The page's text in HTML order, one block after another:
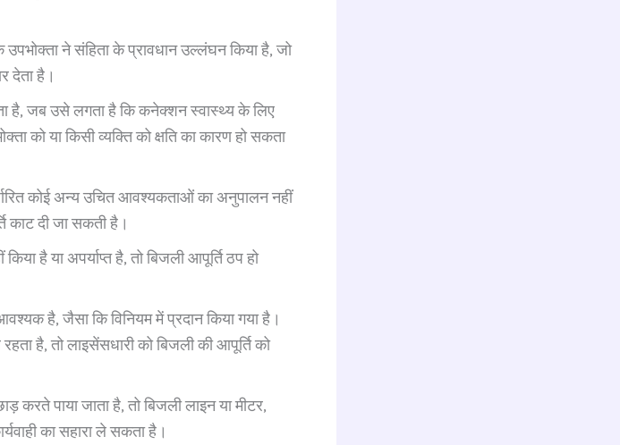
ने संहिता के प्रावधान उल्लंघन किया है, जो
देता है।
है, जब उसे लगता है कि कनेक्शन स्वास्थ्य के लिए
को या किसी व्यक्ति को क्षति का कारण हो सकता
कोई अन्य उचित आवश्यकताओं का अनुपालन नहीं
काट दी जा सकती है।
है या अपर्याप्त है, तो बिजली आपूर्ति ठप हो
है, जैसा कि विनियम में प्रदान किया गया है।
है, तो लाइसेंसधारी को बिजली की आपूर्ति को
करते पाया जाता है, तो बिजली लाइन या मीटर,
का सहारा ले सकता है।